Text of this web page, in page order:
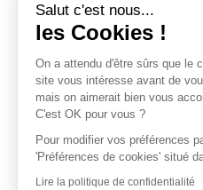
Retours et
Suivi de
Livraisons
Guide des
Politique de
Conditions
de la Carte de
Salut c'est nous...
les Cookies !
On a attendu d'être sûrs que le
site vous intéresse avant de
mais on aimerait bien vous
C'est OK pour vous ?
Pour modifier vos préférences
'Préférences de cookies' situé
Lire la politique de confidentialité